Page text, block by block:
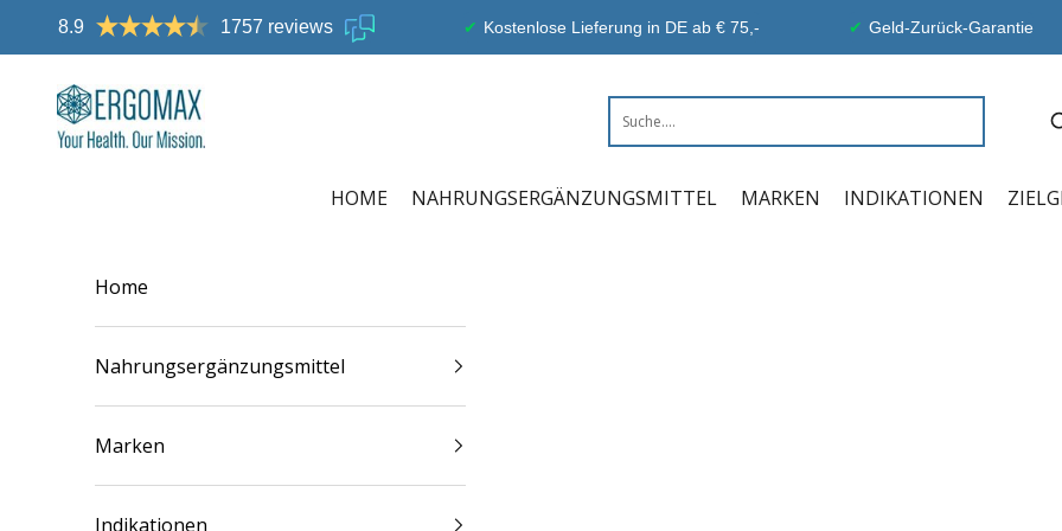
Zum Inhalt springen
8.9 1757 reviews Kostenlose Lieferung in DE ab € 75,- Geld-Zurück-Garantie
Ergomax
HOME NAHRUNGSERGÄNZUNGSMITTEL MARKEN INDIKATIONEN
Home
Nahrungsergänzungsmittel
Marken
Indikationen